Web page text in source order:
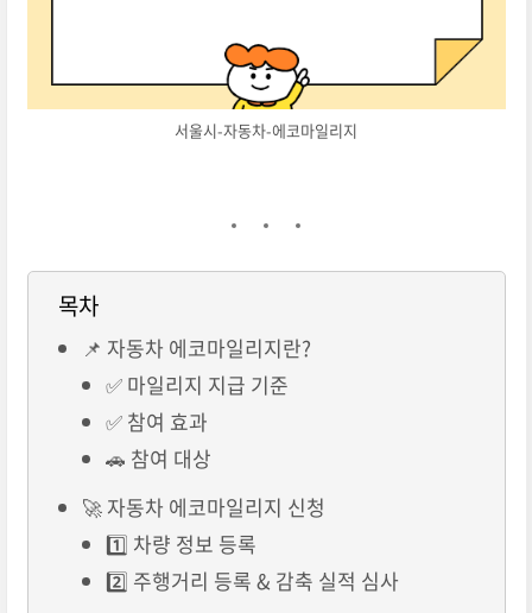
서울시-자동차-에코마일리지
목차
📌 자동차 에코마일리지란?
✅ 마일리지 지급 기준
✅ 참여 효과
🚗 참여 대상
🚀 자동차 에코마일리지 신청
1️⃣ 차량 정보 등록
2️⃣ 주행거리 등록 & 감축 실적 심사